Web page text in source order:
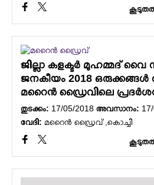
കൂടുതല്‍
ജില്ലാ കളക്ടർ മുഹമ്മദ് വൈ
ജനകീയം 2018 ഒരുക്കങ്ങൾ
മറൈൻ ഡ്രൈവിലെ
തുടക്കം: 17/05/2018 അവസാനം:
വേദി: മറൈൻ ഡ്രൈവ് ,കൊച്ചി
കൂടുതല്‍